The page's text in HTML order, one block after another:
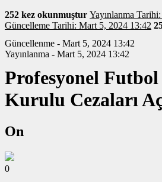
252 kez okunmuştur Yayınlanma
Güncelleme Tarihi: Mart 5, 2024 13:42
Güncellenme - Mart 5, 2024 13:42
Yayınlanma - Mart 5, 2024 13:42
Profesyonel
Kurulu Cezaları
On
0